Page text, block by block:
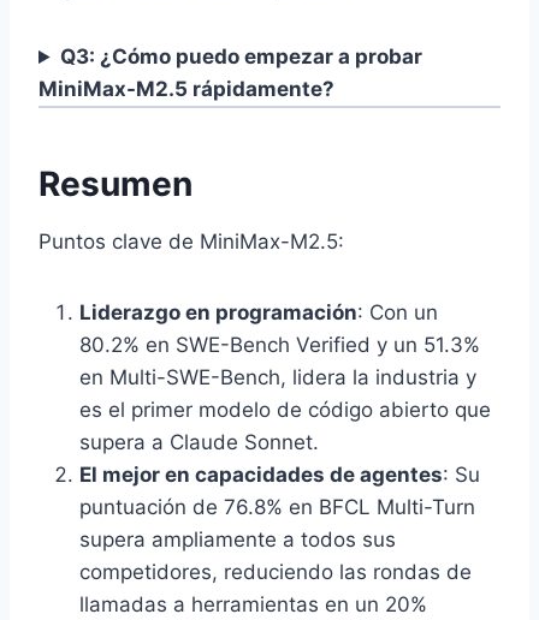
Q3: ¿Cómo puedo empezar a probar
MiniMax-M2.5 rápidamente?
Resumen
Puntos clave de MiniMax-M2.5:
Liderazgo en programación: Con un
80.2% en SWE-Bench Verified y un 51.3%
en Multi-SWE-Bench, lidera la industria y
es el primer modelo de código abierto que
supera a Claude Sonnet.
El mejor en capacidades de agentes: Su
puntuación de 76.8% en BFCL Multi-Turn
supera ampliamente a todos sus
competidores, reduciendo las rondas de
llamadas a herramientas en un 20%